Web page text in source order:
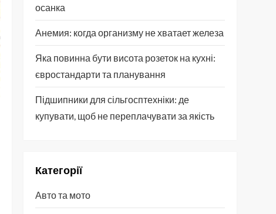
осанка
Анемия: когда организму не хватает железа
Яка повинна бути висота розеток на кухні:
євростандарти та планування
Підшипники для сільгосптехніки: де
купувати, щоб не переплачувати за якість
Категорії
Авто та мото